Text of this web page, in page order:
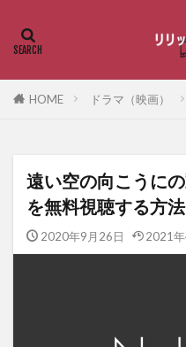
HOME ドラマ（映画）
遠い空の向こうに
を無料視聴する方法
2020年9月26日 2021